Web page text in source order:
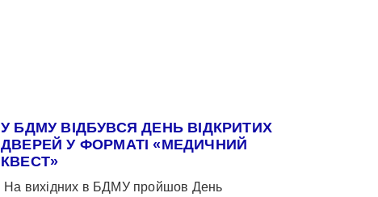
У БДМУ ВІДБУВСЯ ДЕНЬ ВІДКРИТИХ
ДВЕРЕЙ У ФОРМАТІ «МЕДИЧНИЙ
КВЕСТ»
На вихідних в БДМУ пройшов День